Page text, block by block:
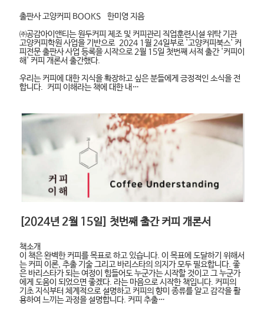
출판사 고양커피 BOOKS 한미영 지음
㈜공감아이앤티​는 원두커피 제조 및 커피관리 직업훈련시설 위탁 기관
고양커피학원 사업을 기반으로 2024 1월 24일부로 '고양커피북스' 커
피전문 출판사 사업 등록을 시작으로 2월 15일 첫번째 서적 출간 '커피이
해' 커피 개론서 출간했다.
우리는 커피에 대한 지식을 확장하고 싶은 분들에게 긍정적인 소식을 전
합니다. 커피 이해라는 책에 대한 내…
[2024년 2월 15일] 첫번째 출간 커피 개론서
책소개
이 책은 완벽한 커피를 목표로 하고 있습니다. 이 목표에 도달하기 위해서
는 커피 이론, 추출 기술 그리고 바리스타의 의지가 모두 필요합니다. 좋
은 바리스타가 되는 여정이 힘들어도 누군가는 시작할 것이고 그 누군가
에게 도움이 되었으면 좋겠다. 라는 마음으로 시작한 책입니다. 커피의
기초 지식부터 체계적으로 설명하고 커피의 향미 종류를 알고 감각을 활
용하여 느끼는 과정을 설명합니다. 커피 추출…